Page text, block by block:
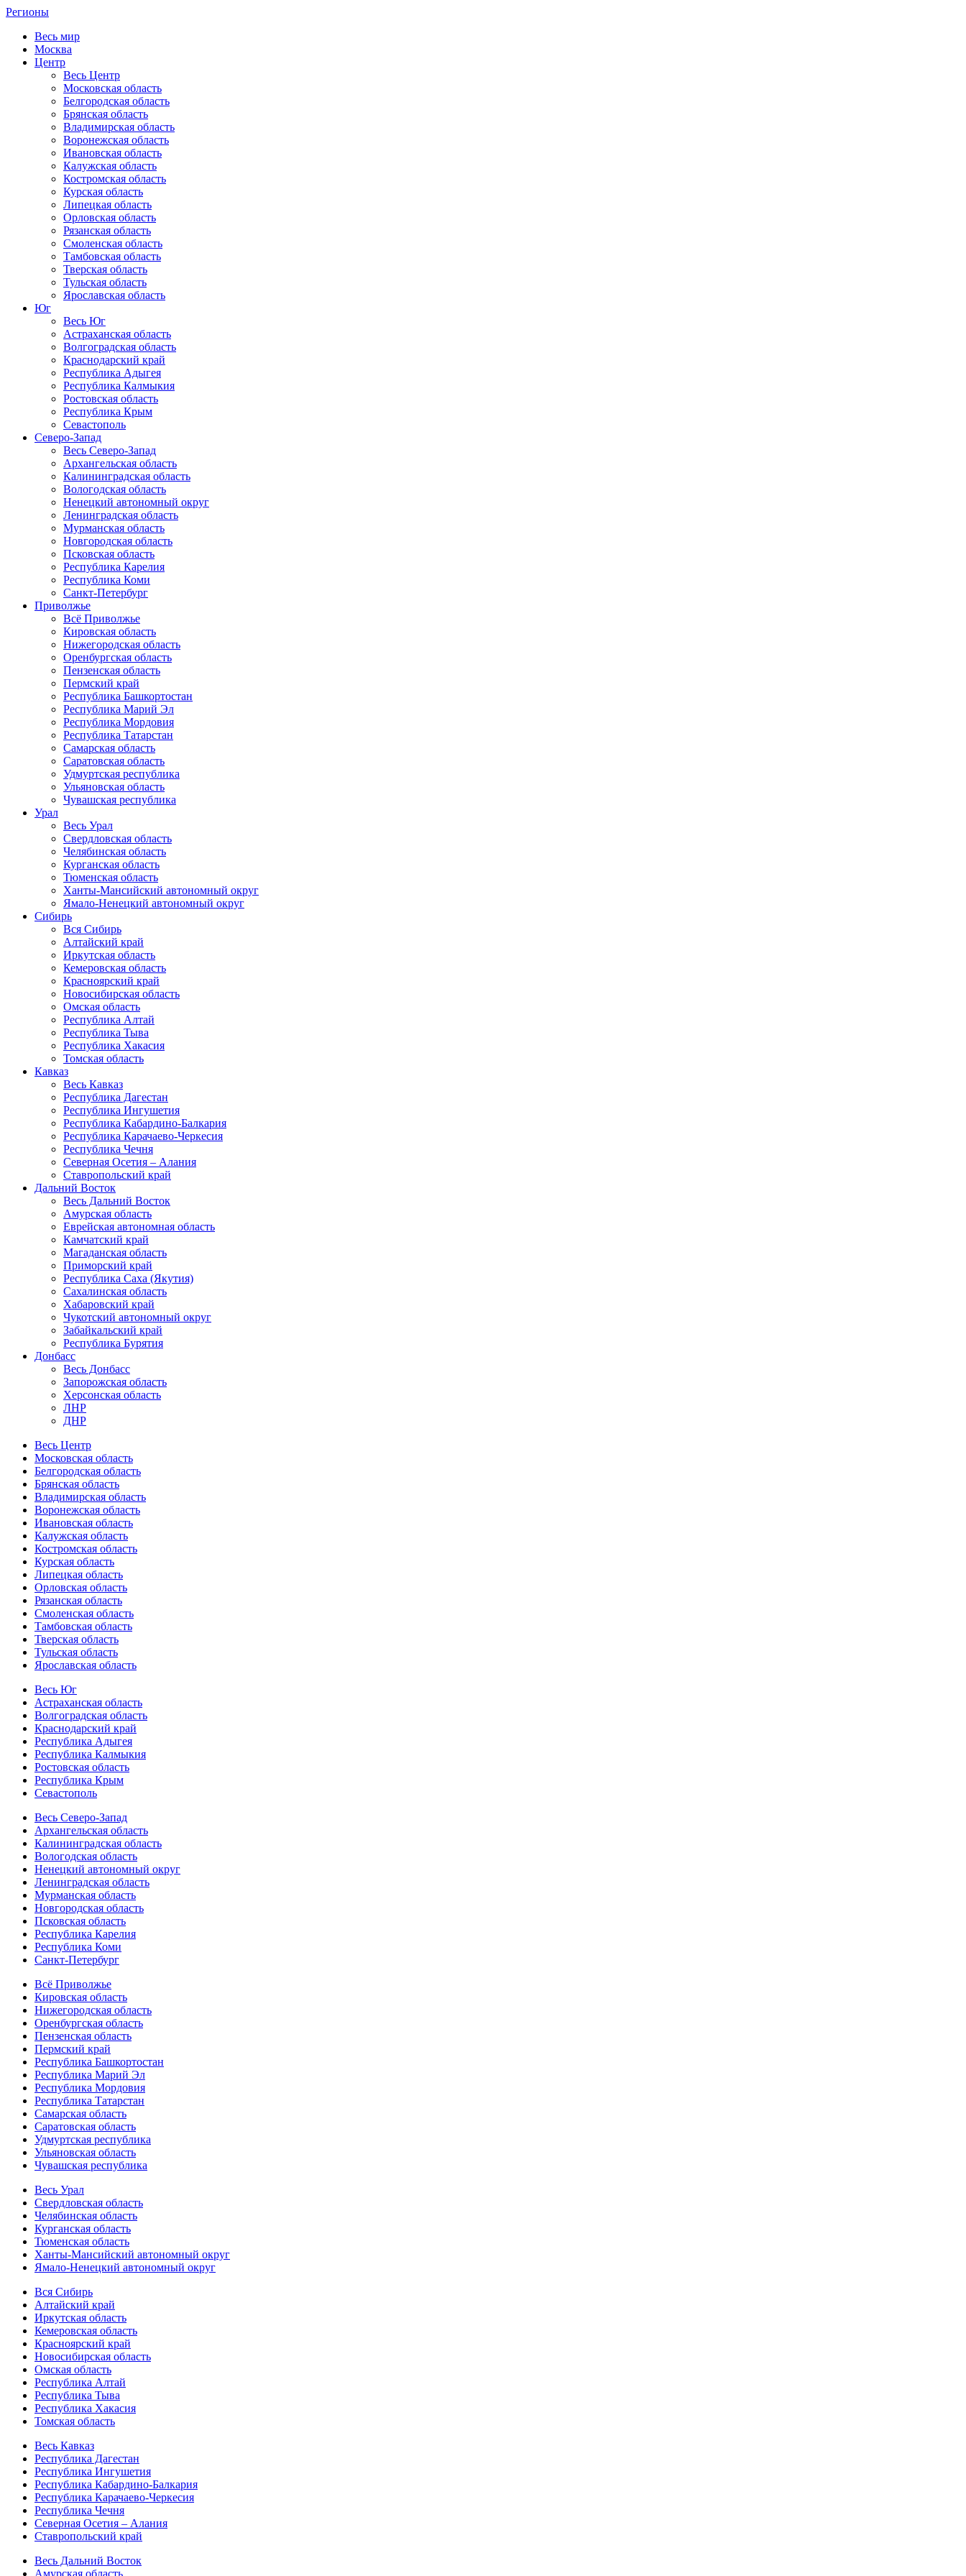
Регионы
Весь мир
Москва
Центр
Весь Центр
Московская область
Белгородская область
Брянская область
Владимирская область
Воронежская область
Ивановская область
Калужская область
Костромская область
Курская область
Липецкая область
Орловская область
Рязанская область
Смоленская область
Тамбовская область
Тверская область
Тульская область
Ярославская область
Юг
Весь Юг
Астраханская область
Волгоградская область
Краснодарский край
Республика Адыгея
Республика Калмыкия
Ростовская область
Республика Крым
Севастополь
Северо-Запад
Весь Северо-Запад
Архангельская область
Калининградская область
Вологодская область
Ненецкий автономный округ
Ленинградская область
Мурманская область
Новгородская область
Псковская область
Республика Карелия
Республика Коми
Санкт-Петербург
Приволжье
Всё Приволжье
Кировская область
Нижегородская область
Оренбургская область
Пензенская область
Пермский край
Республика Башкортостан
Республика Марий Эл
Республика Мордовия
Республика Татарстан
Самарская область
Саратовская область
Удмуртская республика
Ульяновская область
Чувашская республика
Урал
Весь Урал
Свердловская область
Челябинская область
Курганская область
Тюменская область
Ханты-Мансийский автономный округ
Ямало-Ненецкий автономный округ
Сибирь
Вся Сибирь
Алтайский край
Иркутская область
Кемеровская область
Красноярский край
Новосибирская область
Омская область
Республика Алтай
Республика Тыва
Республика Хакасия
Томская область
Кавказ
Весь Кавказ
Республика Дагестан
Республика Ингушетия
Республика Кабардино-Балкария
Республика Карачаево-Черкесия
Республика Чечня
Северная Осетия – Алания
Ставропольский край
Дальний Восток
Весь Дальний Восток
Амурская область
Еврейская автономная область
Камчатский край
Магаданская область
Приморский край
Республика Саха (Якутия)
Сахалинская область
Хабаровский край
Чукотский автономный округ
Забайкальский край
Республика Бурятия
Донбасс
Весь Донбасс
Запорожская область
Херсонская область
ЛНР
ДНР
Весь Центр
Московская область
Белгородская область
Брянская область
Владимирская область
Воронежская область
Ивановская область
Калужская область
Костромская область
Курская область
Липецкая область
Орловская область
Рязанская область
Смоленская область
Тамбовская область
Тверская область
Тульская область
Ярославская область
Весь Юг
Астраханская область
Волгоградская область
Краснодарский край
Республика Адыгея
Республика Калмыкия
Ростовская область
Республика Крым
Севастополь
Весь Северо-Запад
Архангельская область
Калининградская область
Вологодская область
Ненецкий автономный округ
Ленинградская область
Мурманская область
Новгородская область
Псковская область
Республика Карелия
Республика Коми
Санкт-Петербург
Всё Приволжье
Кировская область
Нижегородская область
Оренбургская область
Пензенская область
Пермский край
Республика Башкортостан
Республика Марий Эл
Республика Мордовия
Республика Татарстан
Самарская область
Саратовская область
Удмуртская республика
Ульяновская область
Чувашская республика
Весь Урал
Свердловская область
Челябинская область
Курганская область
Тюменская область
Ханты-Мансийский автономный округ
Ямало-Ненецкий автономный округ
Вся Сибирь
Алтайский край
Иркутская область
Кемеровская область
Красноярский край
Новосибирская область
Омская область
Республика Алтай
Республика Тыва
Республика Хакасия
Томская область
Весь Кавказ
Республика Дагестан
Республика Ингушетия
Республика Кабардино-Балкария
Республика Карачаево-Черкесия
Республика Чечня
Северная Осетия – Алания
Ставропольский край
Весь Дальний Восток
Амурская область